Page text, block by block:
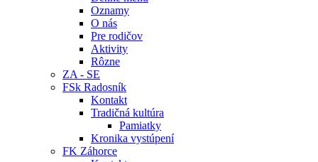
Oznamy
O nás
Pre rodičov
Aktivity
Rôzne
ZA - SE
FSk Radosník
Kontakt
Tradičná kultúra
Pamiatky
Kronika vystúpení
FK Záhorce